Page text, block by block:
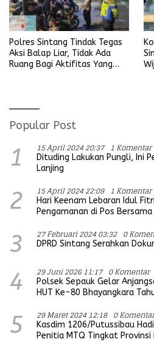
Polres Sintang Tindak Tegas
Aksi Balap Liar, Tidak Ada
Ruang Bagi Aktifitas Yang
Popular Post
1 15 April 2024 20:37 1 Komentar
Dituding Lakukan Pungli, Ini
Lanjing
2 15 April 2024 22:09 1 Komentar
Hari Keenam Lebaran Idul
Pengamanan di Pos
3 27 Februari 2024 03:32 0
DPRD Sintang Serahkan
4 29 Juni 2026 11:17 0 Komentar
Polsek Sepauk Gelar
HUT Ke-80 Bhayangkara
5 29 Maret 2024 12:18 0 Komentar
Kasdim 1206/Putussibau
Penitia MTQ Tingkat Provinsi